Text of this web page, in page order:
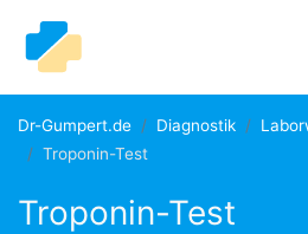
Dr-Gumpert.de Diagnostik
Troponin-Test
Troponin-Test